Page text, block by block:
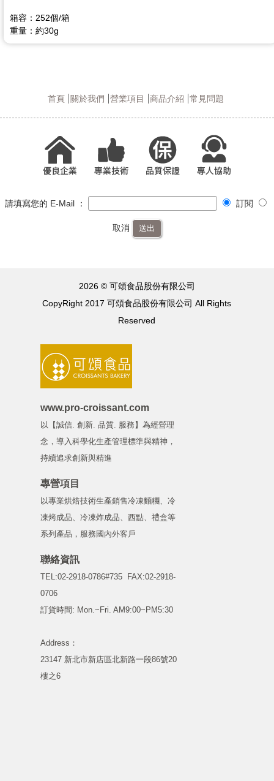
箱容：252個/箱
重量：約30g
首頁 關於我們 營業項目 商品介紹 常見問題
請填寫您的 E-Mail ： 訂閱
取消 送出
2026 © 可頌食品股份有限公司
CopyRight 2017 可頌食品股份有限公司 All Rights
Reserved
www.pro-croissant.com
以【誠信. 創新. 品質. 服務】為經營理
念，導入科學化生產管理標準與精神，
持續追求創新與精進
專營項目
以專業烘焙技術生產銷售冷凍麵糰、冷
凍烤成品、冷凍炸成品、西點、禮盒等
系列產品，服務國內外客戶
聯絡資訊
TEL:02-2918-0786#735
FAX:02-2918-
0706
訂貨時間: Mon.~Fri. AM9:00~PM5:30
Address：
23147 新北市新店區北新路一段86號20
樓之6